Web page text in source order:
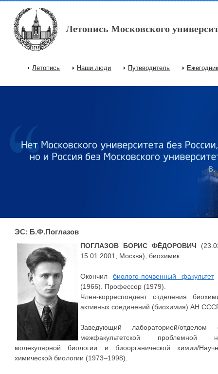
Перейти к основному содержанию
Летопись Московского
Главное меню
Летопись Наши люди Путеводитель
ЭС: Б.Ф.Поглазов
ПОГЛАЗОВ БОРИС ФЁДОРОВИЧ
15.01.2001, Москва), биохимик.
Окончил биолого-почвенный факультет
(1966). Профессор (1979).
Член-корреспондент отделения
активных соединений (биохимия) АН
Заведующий лабораторией/
межфакультетской проблемной
молекулярной биологии и биоорганической химии/
химической биологии (1973–1998).